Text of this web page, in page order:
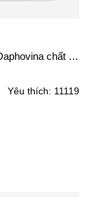
Máy nước nóng năng lượng mặt trời 240 lít Daphovina chất lượng bảo hành ở nha trang, diên khánh, cam ranh, ninh hòa, khánh hòa
Yêu thích: 11119